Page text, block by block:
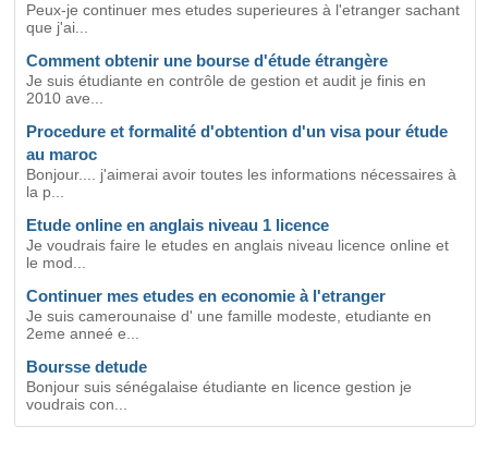
Peux-je continuer mes etudes superieures à l'etranger sachant
que j'ai...
Comment obtenir une bourse d'étude étrangère
Je suis étudiante en contrôle de gestion et audit je finis en
2010 ave...
Procedure et formalité d'obtention d'un visa pour étude
au maroc
Bonjour.... j'aimerai avoir toutes les informations nécessaires à
la p...
Etude online en anglais niveau 1 licence
Je voudrais faire le etudes en anglais niveau licence online et
le mod...
Continuer mes etudes en economie à l'etranger
Je suis camerounaise d' une famille modeste, etudiante en
2eme anneé e...
Boursse detude
Bonjour suis sénégalaise étudiante en licence gestion je
voudrais con...